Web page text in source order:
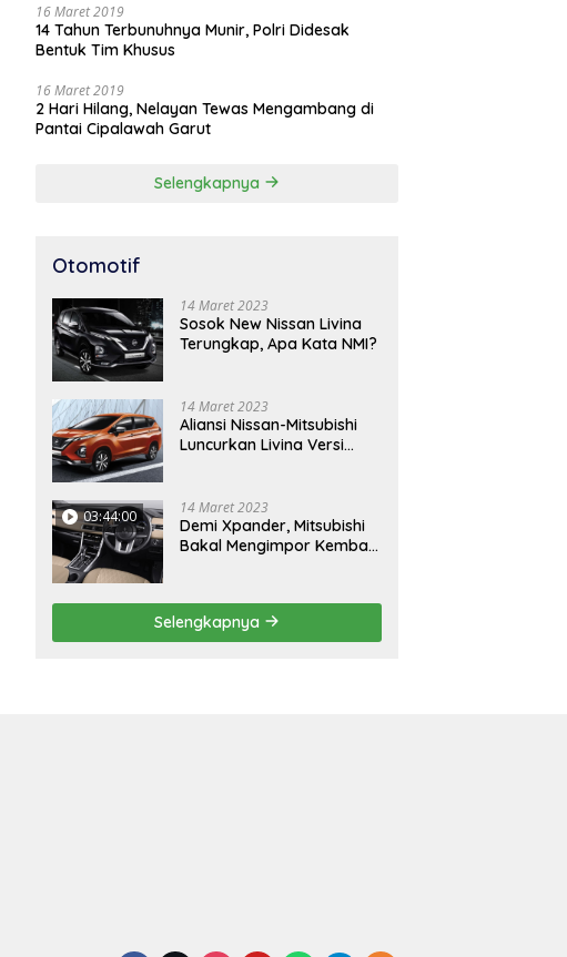
16 Maret 2019
14 Tahun Terbunuhnya Munir, Polri Didesak
Bentuk Tim Khusus
16 Maret 2019
2 Hari Hilang, Nelayan Tewas Mengambang di
Pantai Cipalawah Garut
Selengkapnya
Otomotif
14 Maret 2023
Sosok New Nissan Livina
Terungkap, Apa Kata NMI?
14 Maret 2023
Aliansi Nissan-Mitsubishi
Luncurkan Livina Versi
03:44:00 14 Maret 2023
Demi Xpander, Mitsubishi
Bakal Mengimpor Kembali
Selengkapnya